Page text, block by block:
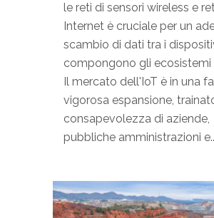
le reti di sensori wireless e
Internet è cruciale per un
scambio di dati tra i
compongono gli ecosistemi
Il mercato dell'IoT è in una
vigorosa espansione,
consapevolezza di aziende,
pubbliche amministrazioni